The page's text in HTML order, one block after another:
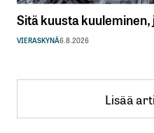
Sitä kuusta
VIERASKYNÄ6.8.2026
Lisää
Lisää